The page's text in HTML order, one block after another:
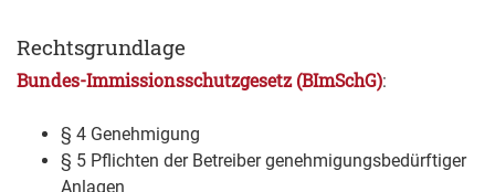
Rechtsgrundlage
Bundes-Immissionsschutzgesetz (BImSchG):
§ 4 Genehmigung
§ 5 Pflichten der Betreiber genehmigungsbedürftiger
Anlagen